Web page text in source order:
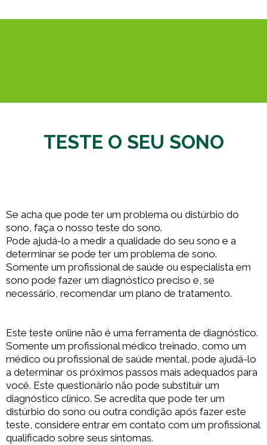
TESTE O SEU SONO
Se acha que pode ter um problema ou distúrbio do
sono, faça o nosso teste do sono.
Pode ajudá-lo a medir a qualidade do seu sono e a
determinar se pode ter um problema de sono.
Somente um profissional de saúde ou especialista em
sono pode fazer um diagnóstico preciso e, se
necessário, recomendar um plano de tratamento.
Este teste online não é uma ferramenta de diagnóstico.
Somente um profissional médico treinado, como um
médico ou profissional de saúde mental, pode ajudá-lo
a determinar os próximos passos mais adequados para
você. Este questionário não pode substituir um
diagnóstico clínico. Se acredita que pode ter um
distúrbio do sono ou outra condição após fazer este
teste, considere entrar em contato com um profissional
qualificado sobre seus sintomas.